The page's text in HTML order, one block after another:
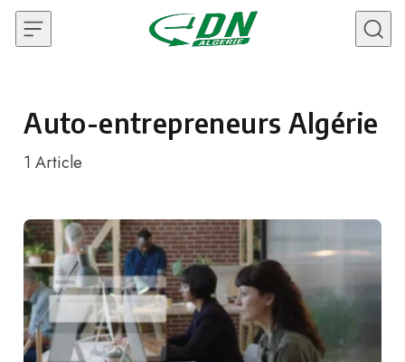
Skip to content
Auto-entrepreneurs Algérie
1 Article